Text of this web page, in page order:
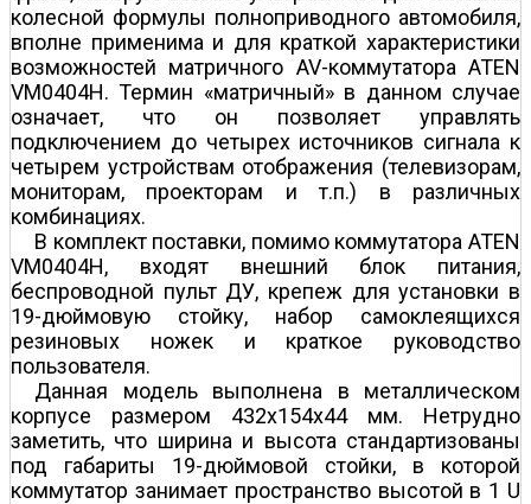
колесной формулы полноприводного автомобиля,
вполне применима и для краткой характеристики
возможностей матричного AV-коммутатора ATEN
VM0404H. Термин «матричный» в данном случае
означает, что он позволяет управлять
подключением до четырех источников сигнала к
четырем устройствам отображения (телевизорам,
мониторам, проекторам и т.п.) в различных
комбинациях.
В комплект поставки, помимо коммутатора ATEN
VM0404H, входят внешний блок питания,
беспроводной пульт ДУ, крепеж для установки в
19-дюймовую стойку, набор самоклеящихся
резиновых ножек и краткое руководство
пользователя.
Данная модель выполнена в металлическом
корпусе размером 432x154x44 мм. Нетрудно
заметить, что ширина и высота стандартизованы
под габариты 19-дюймовой стойки, в которой
коммутатор занимает пространство высотой в 1 U